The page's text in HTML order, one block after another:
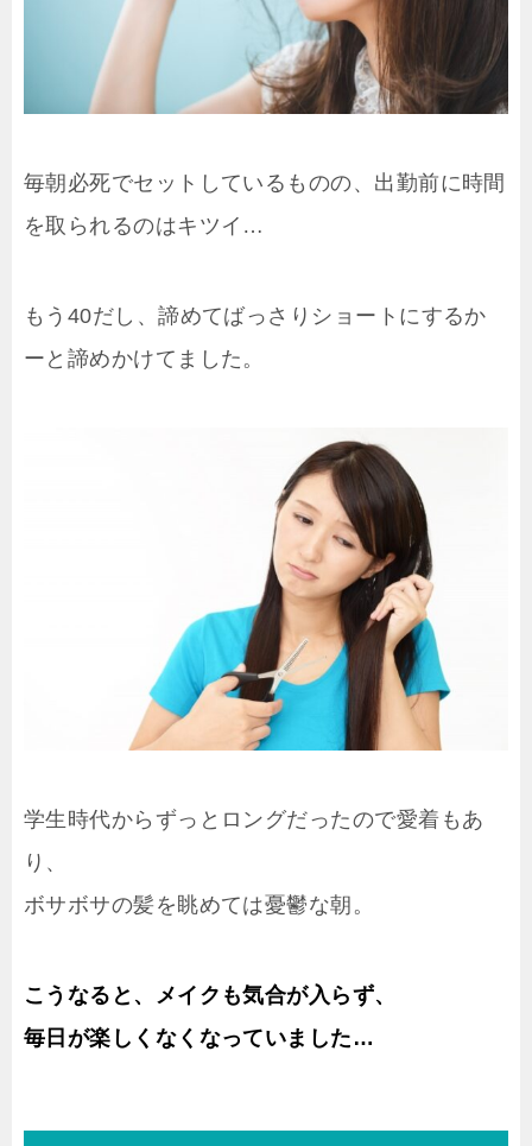
毎朝必死でセットしているものの、出勤前に時間
を取られるのはキツイ…
もう40だし、諦めてばっさりショートにするか
ーと諦めかけてました。
学生時代からずっとロングだったので愛着もあ
り、
ボサボサの髪を眺めては憂鬱な朝。
こうなると、メイクも気合が入らず、
毎日が楽しくなくなっていました…